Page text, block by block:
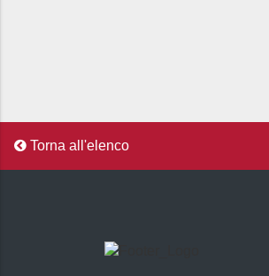
Torna all'elenco